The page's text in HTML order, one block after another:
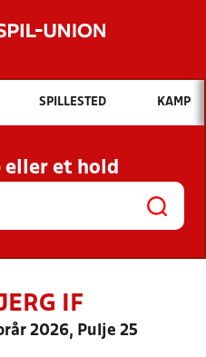
Hvad vil du søge efter?
OG NYHEDER
KLUBBER OG
SPILLESTED KAMP
eller et hold
IF
2026, Pulje 25